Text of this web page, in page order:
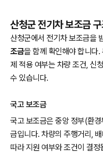
산청군 전기차 보조금 구
산청군에서 전기차 보조금을
조금을 함께 확인해야 합니다
제 적용 여부는 차량 조건, 신
수 있습니다.
국고 보조금
국고 보조금은 중앙 정부(환
금입니다. 차량의 주행거리,
따라 지원 여부와 조건이 결정